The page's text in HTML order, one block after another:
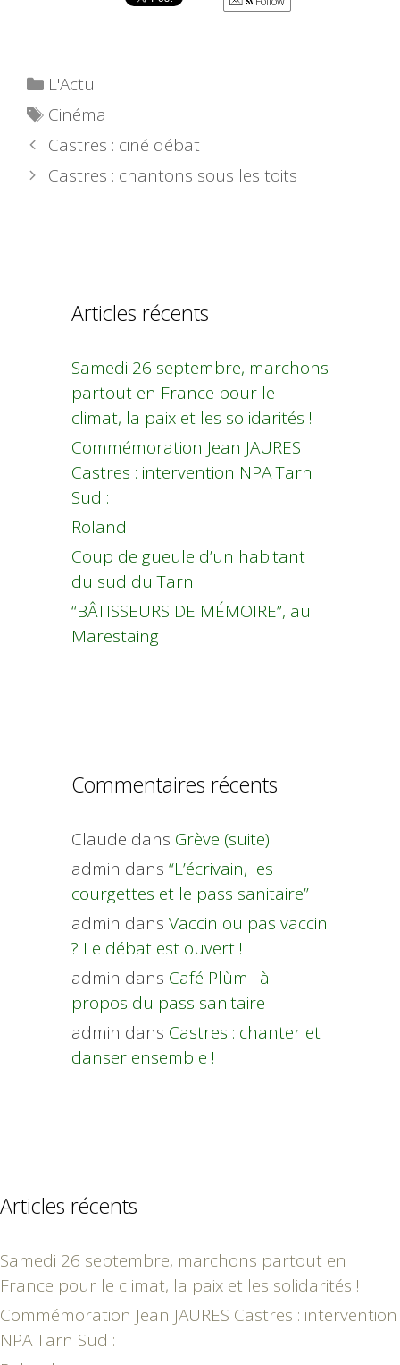
Catégories
L'Actu
Étiquettes
Cinéma
Castres : ciné débat
Castres : chantons sous les toits
Articles récents
Samedi 26 septembre, marchons
partout en France pour le
climat, la paix et les solidarités !
Commémoration Jean JAURES
Castres : intervention NPA Tarn
Sud :
Roland
Coup de gueule d’un habitant
du sud du Tarn
“BÂTISSEURS DE MÉMOIRE”, au
Marestaing
Commentaires récents
Claude dans Grève (suite)
admin dans “L’écrivain, les
courgettes et le pass sanitaire”
admin dans Vaccin ou pas vaccin
? Le débat est ouvert !
admin dans Café Plùm : à
propos du pass sanitaire
admin dans Castres : chanter et
danser ensemble !
Articles récents
Samedi 26 septembre, marchons partout en
France pour le climat, la paix et les solidarités !
Commémoration Jean JAURES Castres : intervention
NPA Tarn Sud :